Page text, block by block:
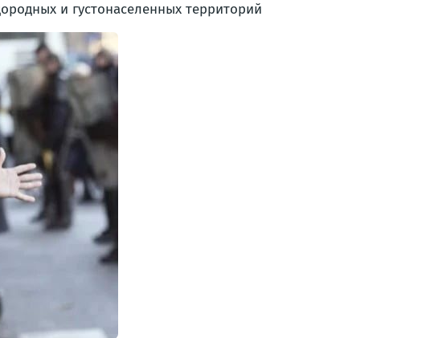
и густонаселенных территорий